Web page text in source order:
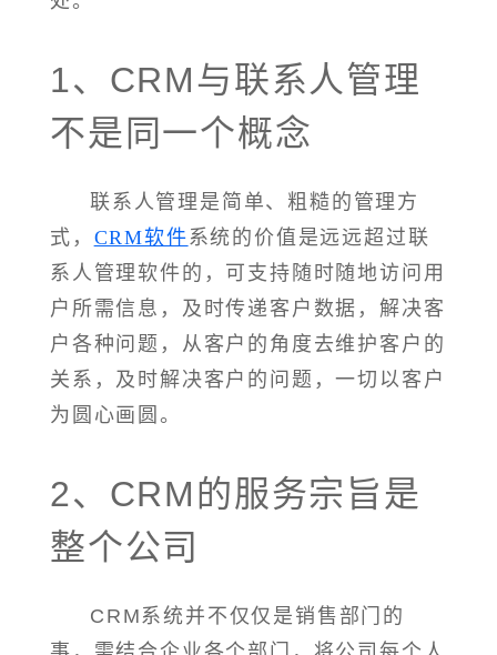
1、CRM与联系人管理
不是同一个概念
联系人管理是简单、粗糙的管理方
式， CRM软件系统的价值是远远超过联
系人管理软件的，可支持随时随地访问用
户所需信息，及时传递客户数据，解决客
户各种问题，从客户的角度去维护客户的
关系，及时解决客户的问题，一切以客户
为圆心画圆。
2、CRM的服务宗旨是
整个公司
CRM系统并不仅仅是销售部门的